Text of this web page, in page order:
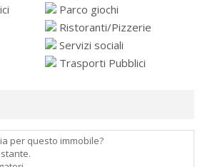
Parco giochi
Ristoranti/Pizzerie
Servizi sociali
Trasporti Pubblici
per questo immobile?